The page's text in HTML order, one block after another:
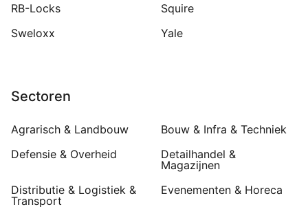
RB-Locks
Squire
Sweloxx
Yale
Sectoren
Agrarisch & Landbouw
Bouw & Infra & Techniek
Defensie & Overheid
Detailhandel &
Magazijnen
Distributie & Logistiek &
Transport
Evenementen & Horeca